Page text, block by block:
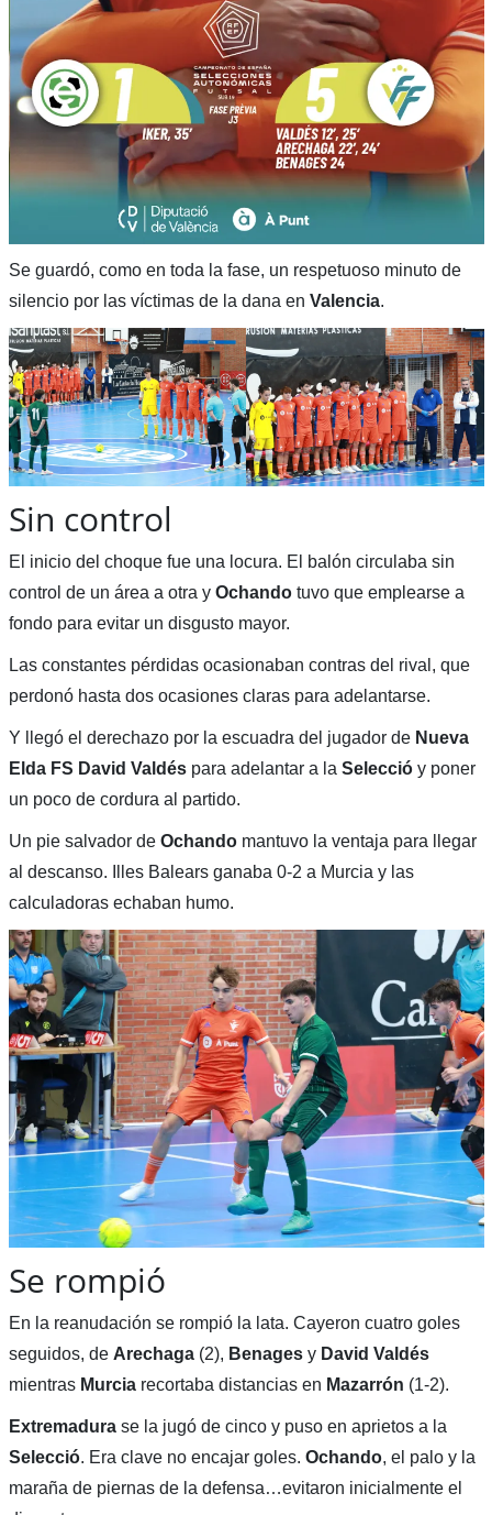
Se guardó, como en toda la fase, un respetuoso minuto de
silencio por las víctimas de la dana en Valencia.
Sin control
El inicio del choque fue una locura. El balón circulaba sin
control de un área a otra y Ochandotuvo que emplearse a
fondo para evitar un disgusto mayor.
Las constantes pérdidas ocasionaban contras del rival, que
perdonó hasta dos ocasiones claras para adelantarse.
Y llegó el derechazo por la escuadra del jugador de Nueva
Elda FS David Valdéspara adelantar a la Seleccióy poner
un poco de cordura al partido.
Un pie salvador de Ochandomantuvo la ventaja para llegar
al descanso. Illes Balears ganaba 0-2 a Murcia y las
calculadoras echaban humo.
Se rompió
En la reanudación se rompió la lata. Cayeron cuatro goles
seguidos, de Arechaga(2), Benagesy David Valdés
mientras Murciarecortaba distancias en Mazarrón (1-2).
Extremadurase la jugó de cinco y puso en aprietos a la
Selecció. Era clave no encajar goles. Ochando, el palo y la
maraña de piernas de la defensa…evitaron inicialmente el